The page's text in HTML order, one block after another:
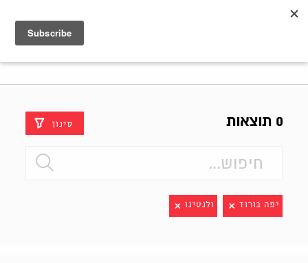
0 תוצאות סינון
יפה בורוד ולנטינו